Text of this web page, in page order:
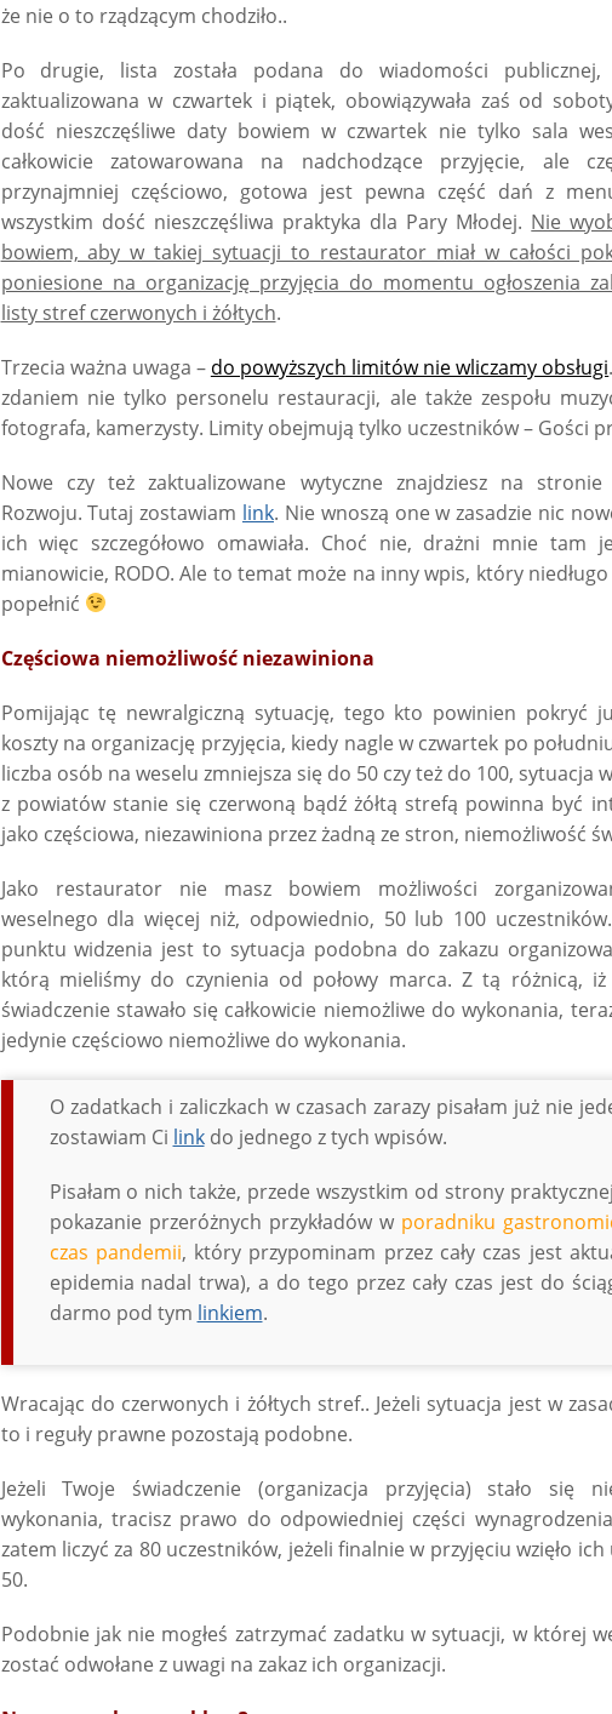
że nie o to rządzącym chodziło..
Po drugie, lista została podana do wiadomości
zaktualizowana w czwartek i piątek, obowiązywała zaś od
dość nieszczęśliwe daty bowiem w czwartek nie tylko sala
całkowicie zatowarowana na nadchodzące przyjęcie, ale
przynajmniej częściowo, gotowa jest pewna część dań z
wszystkim dość nieszczęśliwa praktyka dla Pary Młodej. Nie
bowiem, aby w takiej sytuacji to restaurator miał w całości
poniesione na organizację przyjęcia do momentu ogłoszenia
listy stref czerwonych i żółtych.
Trzecia ważna uwaga – do powyższych limitów nie wliczamy obsługi
zdaniem nie tylko personelu restauracji, ale także zespołu
fotografa, kamerzysty. Limity obejmują tylko uczestników – Gości
Nowe czy też zaktualizowane wytyczne znajdziesz na stronie
Rozwoju. Tutaj zostawiam link. Nie wnoszą one w zasadzie nic
ich więc szczegółowo omawiała. Choć nie, drażni mnie tam
mianowicie, RODO. Ale to temat może na inny wpis, który
popełnić
Częściowa niemożliwość niezawiniona
Pomijając tę newralgiczną sytuację, tego kto powinien pokryć
koszty na organizację przyjęcia, kiedy nagle w czwartek po
liczba osób na weselu zmniejsza się do 50 czy też do 100, sytuacja
z powiatów stanie się czerwoną bądź żółtą strefą powinna być
jako częściowa, niezawiniona przez żadną ze stron, niemożliwość
Jako restaurator nie masz bowiem możliwości
weselnego dla więcej niż, odpowiednio, 50 lub 100
punktu widzenia jest to sytuacja podobna do zakazu
którą mieliśmy do czynienia od połowy marca. Z tą różnicą,
świadczenie stawało się całkowicie niemożliwe do wykonania,
jedynie częściowo niemożliwe do wykonania.
O zadatkach i zaliczkach w czasach zarazy pisałam już nie
zostawiam Ci linkdo jednego z tych wpisów.
Pisałam o nich także, przede wszystkim od strony
pokazanie przeróżnych przykładów w poradniku
czas pandemii, który przypominam przez cały czas jest
epidemia nadal trwa), a do tego przez cały czas jest do
darmo pod tym linkiem.
Wracając do czerwonych i żółtych stref.. Jeżeli sytuacja jest w
to i reguły prawne pozostają podobne.
Jeżeli Twoje świadczenie (organizacja przyjęcia) stało się
wykonania, tracisz prawo do odpowiedniej części
zatem liczyć za 80 uczestników, jeżeli finalnie w przyjęciu wzięło ich
50.
Podobnie jak nie mogłeś zatrzymać zadatku w sytuacji, w której
zostać odwołane z uwagi na zakaz ich organizacji.